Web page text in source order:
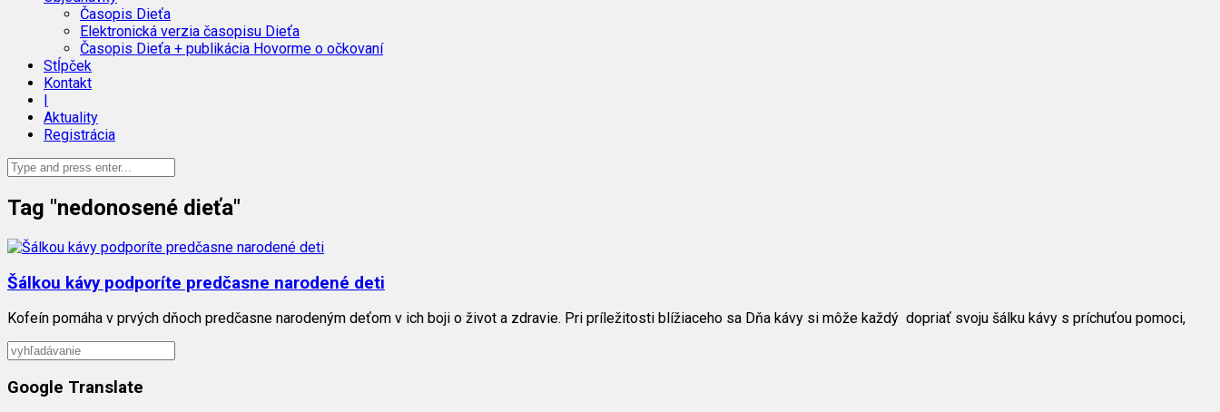
Časopis Dieťa
Elektronická verzia časopisu Dieťa
Časopis Dieťa + publikácia Hovorme o očkovaní
Stĺpček
Kontakt
|
Aktuality
Registrácia
Tag "nedonosené dieťa"
Šálkou kávy podporíte predčasne narodené deti
Kofeín pomáha v prvých dňoch predčasne narodeným deťom v ich boji o život a zdravie. Pri príležitosti blížiaceho sa Dňa kávy si môže každý dopriať svoju šálku kávy s príchuťou pomoci,
Google Translate